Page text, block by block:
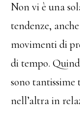
Non vi è una
tendenze,
movimenti di
di tempo.
sono tantissime
nell’altra in